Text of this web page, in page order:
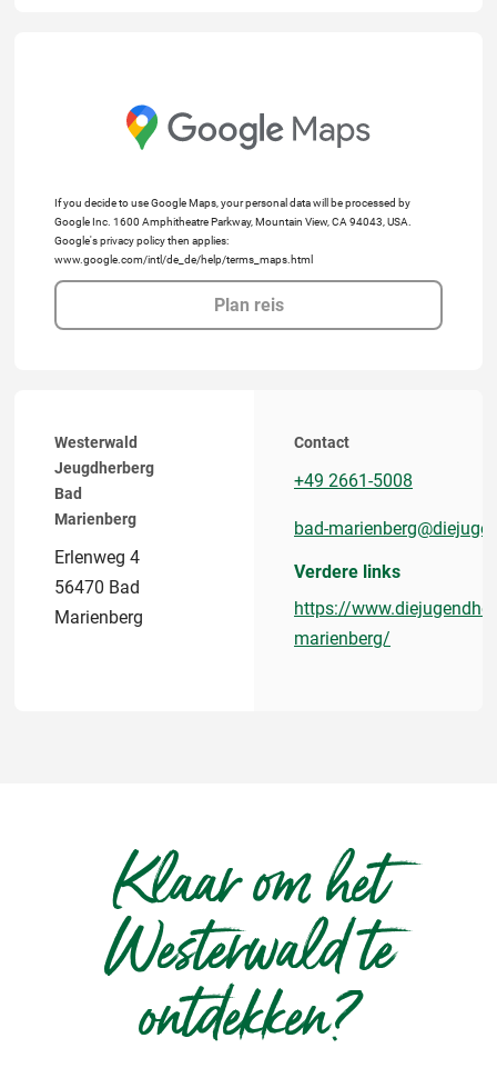
If you decide to use Google Maps, your personal data will be processed by
Google Inc. 1600 Amphitheatre Parkway, Mountain View, CA 94043, USA.
Google's privacy policy then applies:
www.google.com/intl/de_de/help/terms_maps.html
Plan reis
Westerwald
Jeugdherberg
Bad
Marienberg
Erlenweg 4
56470 Bad
Marienberg
Contact
+49 2661-5008
bad-
Verdere links
https://
marienberg/
Klaar om het
Westerwald te
ontdekken?